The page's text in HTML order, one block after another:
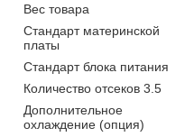
Вес товара
Стандарт материнской
платы
Стандарт блока питания
Количество отсеков 3.5
Дополнительное
охлаждение (опция)